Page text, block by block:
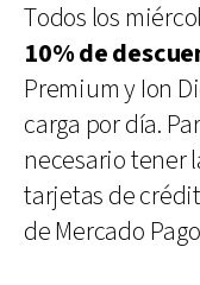
Todos los
10% de
Premium y Ion
carga por día.
necesario tener
tarjetas de
de Mercado